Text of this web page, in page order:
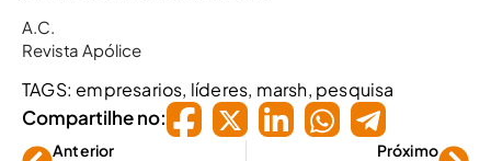
A.C.
Revista Apólice
TAGS: empresarios, líderes, marsh, pesquisa
Compartilhe no:
Anterior Próximo